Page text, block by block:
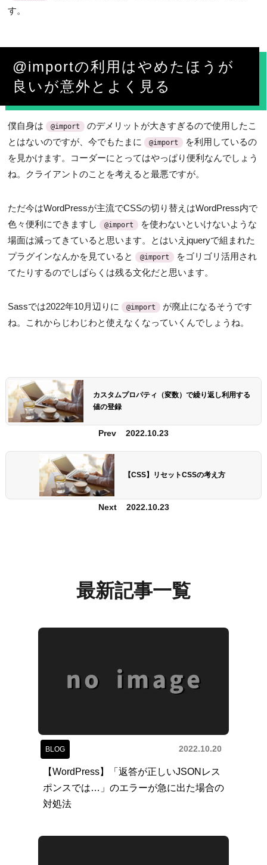
す。
@importの利用はやめたほうが
良いが意外とよく見る
僕自身は @import
のデメリットが大きすぎるので使用したこ
とはないのですが、今でもたまに
@import
を利用しているの
を見かけます。コーダーにとってはやっぱり便利なんでしょう
ね。クライアントのことを考えると最悪ですが。
ただ今はWordPressが主流でCSSの切り替えはWordPress内で
色々便利にできますし
@import
を使わないといけないような
場面は減ってきていると思います。とはいえjqueryで組まれた
プラグインなんかを見ていると
@import
をゴリゴリ活用され
てたりするのでしばらくは残る文化だと思います。
Sassでは2022年10月辺りに @import
が廃止になるそうです
ね。これからじわじわと使えなくなっていくんでしょうね。
カスタムプロパティ（変数）で繰り返し利用する
値の登録
Prev 2022.10.23
【CSS】リセットCSSの考え方
Next 2022.10.23
最新記事一覧
BLOG 2022.10.20
【WordPress】「返答が正しいJSONレス
ポンスでは…」のエラーが急に出た場合の
対処法